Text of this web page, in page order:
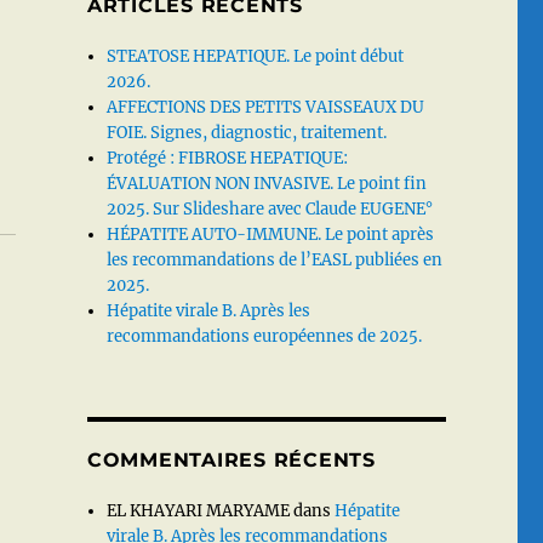
ARTICLES RÉCENTS
STEATOSE HEPATIQUE. Le point début
2026.
AFFECTIONS DES PETITS VAISSEAUX DU
FOIE. Signes, diagnostic, traitement.
Protégé : FIBROSE HEPATIQUE:
ÉVALUATION NON INVASIVE. Le point fin
2025. Sur Slideshare avec Claude EUGENE°
HÉPATITE AUTO-IMMUNE. Le point après
les recommandations de l’EASL publiées en
2025.
Hépatite virale B. Après les
recommandations européennes de 2025.
COMMENTAIRES RÉCENTS
EL KHAYARI MARYAMEdansHépatite
virale B. Après les recommandations